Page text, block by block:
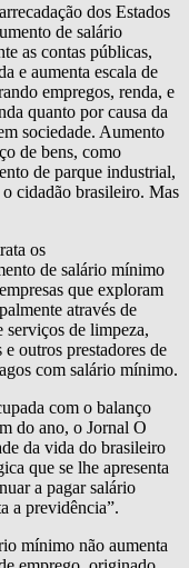
dos Estados
de salário
as contas públicas,
e aumenta escala de
empregos, renda, e
quanto por causa da
sociedade. Aumento
de bens, como
de parque industrial,
cidadão brasileiro. Mas
os
de salário mínimo
que exploram
através de
serviços de limpeza,
outros prestadores de
com salário mínimo.
com o balanço
do ano, o Jornal O
da vida do brasileiro
que se lhe apresenta
a pagar salário
a previdência”.
mínimo não aumenta